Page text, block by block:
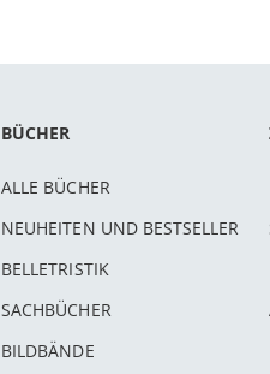
BÜCHER
ALLE BÜCHER
NEUHEITEN UND BESTSELLER
BELLETRISTIK
SACHBÜCHER
BILDBÄNDE